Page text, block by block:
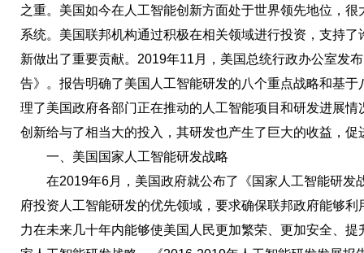
之重。美国如今在人工智能创新方面处于世界领先地位，
系统。美国联邦机构通过积极在相关领域进行投资，支持
新做出了重要贡献。2019年11月，美国总统行政办公室发
告》。报告明确了美国人工智能研发的八个重点战略和基
理了美国政府各部门正在推动的人工智能项目和研发进展
创新给与了相当大的投入，其研发也产生了巨大的收益，促
一、美国国家人工智能研发战略
在2019年6月，美国政府就公布了《国家人工智能研发
府投资人工智能研发的优先领域，要求确保联邦政府能够
力在未来几十年内能够使美国人民更加繁荣、更加安全、